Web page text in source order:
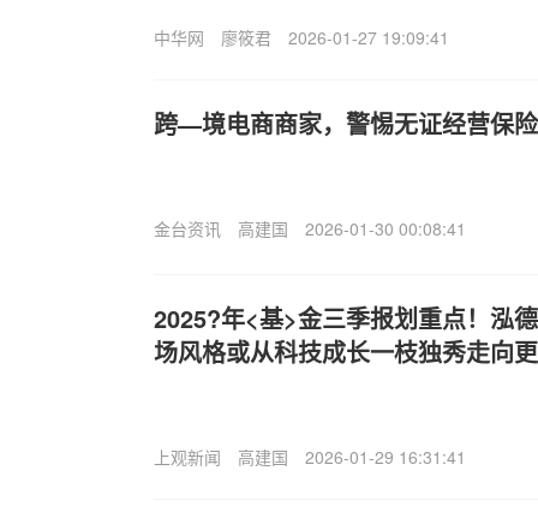
中华网 廖筱君 2026-01-27 19:09:41
跨—境电商商家，警惕无证经营保
金台资讯 高建国 2026-01-30 00:08:41
2025?年<基>金三季报划重点！泓
场风格或从科技成长一枝独秀走向
上观新闻 高建国 2026-01-29 16:31:41